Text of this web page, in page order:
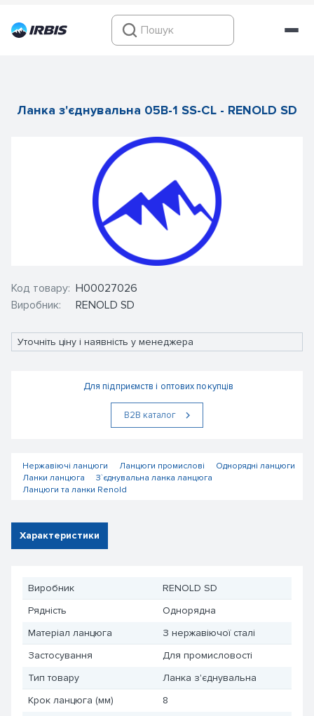
Ланка з'єднувальна 05B-1 SS-CL - RENOLD SD
Код товару:
Виробник:
Н00027026
RENOLD SD
Уточніть ціну і наявність у менеджера
Для підприємств і оптових покупців
В2В каталог
Нержавіючі ланцюги Ланцюги промислові
Однорядні ланцюги
Ланки ланцюга
З`єднувальна ланка ланцюга
Ланцюги та ланки Renold
Характеристики
Виробник
RENOLD SD
Рядність
Однорядна
Матеріал ланцюга
З нержавіючої сталі
Застосування
Для промисловості
Тип товару
Ланка з'єднувальна
Крок ланцюга (мм)
8